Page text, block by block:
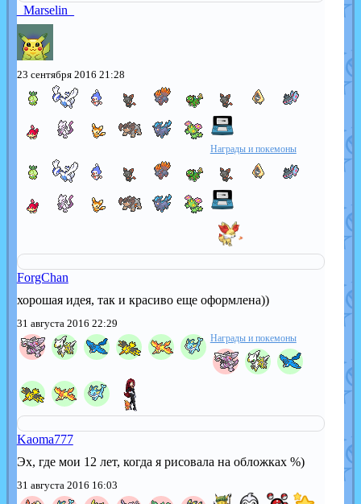
_Marselin_
23 сентября 2016 21:28
Награды и покемоны
ForgChan
хорошая идея, так и красиво еще оформлена))
31 августа 2016 22:29
Награды и покемоны
Kaoma777
Эх, где мои 12 лет, когда я рисовала на обложках %)
31 августа 2016 16:03